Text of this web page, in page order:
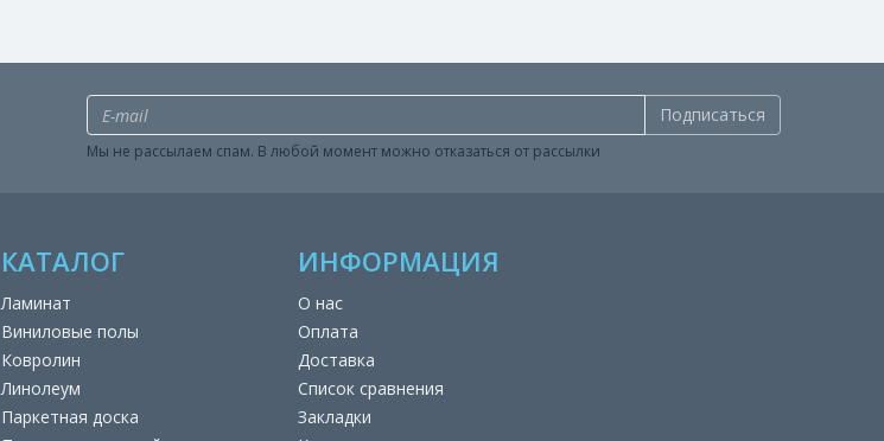
Подписаться
Мы не рассылаем спам. В любой момент можно отказаться от рассылки
КАТАЛОГ
Ламинат
Виниловые полы
Ковролин
Линолеум
Паркетная доска
ИНФОРМАЦИЯ
О нас
Оплата
Доставка
Список сравнения
Закладки